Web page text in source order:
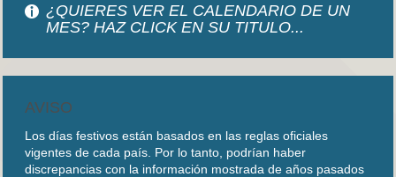
¿QUIERES VER EL CALENDARIO DE UN
MES? HAZ CLICK EN SU TITULO...
AVISO
Los días festivos están basados en las reglas oficiales
vigentes de cada país. Por lo tanto, podrían haber
discrepancias con la información mostrada de años pasados